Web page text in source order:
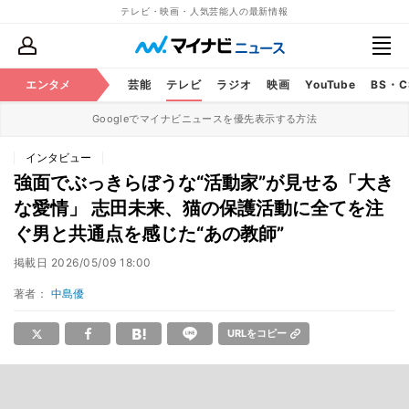
テレビ・映画・人気芸能人の最新情報
エンタメ 芸能 テレビ ラジオ 映画 YouTube BS・
Googleでマイナビニュースを優先表示する方法
インタビュー
強面でぶっきらぼうな“活動家”が見せる「大き
な愛情」 志田未来、猫の保護活動に全てを注
ぐ男と共通点を感じた“あの教師”
掲載日 2026/05/09 18:00
著者： 中島優
URLをコピー